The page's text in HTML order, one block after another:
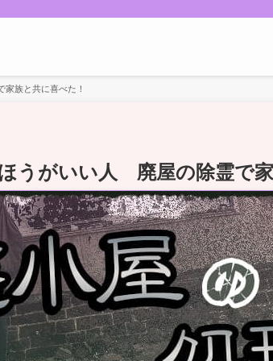
族と共に喜べた！
うがいい人 廃屋の除霊で